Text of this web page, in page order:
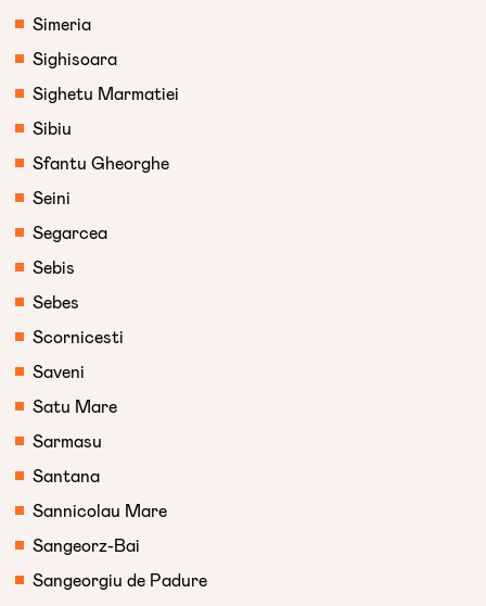
Simeria
Sighisoara
Sighetu Marmatiei
Sibiu
Sfantu Gheorghe
Seini
Segarcea
Sebis
Sebes
Scornicesti
Saveni
Satu Mare
Sarmasu
Santana
Sannicolau Mare
Sangeorz-Bai
Sangeorgiu de Padure